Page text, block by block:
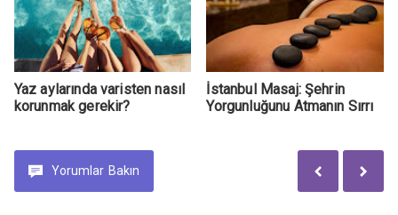
Yaz aylarında varisten nasıl
korunmak gerekir?
İstanbul Masaj: Şehrin
Yorgunluğunu Atmanın Sırrı
Yorumlar Bakın